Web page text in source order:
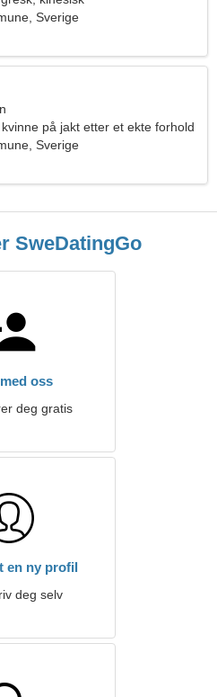
Sverige
på jakt etter et ekte forhold
Sverige
SweDatingGo
oss
deg gratis
en ny profil
deg selv